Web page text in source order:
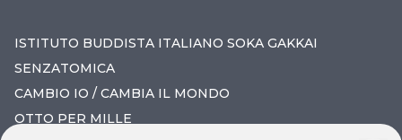
ISTITUTO BUDDISTA ITALIANO SOKA GAKKAI
SENZATOMICA
CAMBIO IO / CAMBIA IL MONDO
OTTO PER MILLE